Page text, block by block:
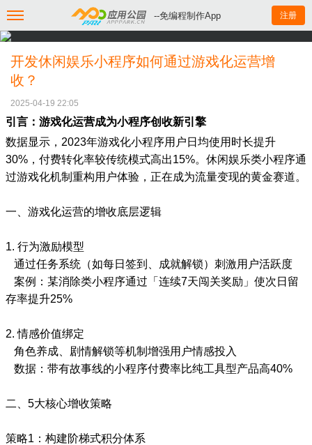
--免编程制作App 注册
开发休闲娱乐小程序如何通过游戏化运营增
收？
2025-04-19 22:05
引言：游戏化运营成为小程序创收新引擎
数据显示，2023年游戏化小程序用户日均使用时长提升
30%，付费转化率较传统模式高出15%。休闲娱乐类小程序通
过游戏化机制重构用户体验，正在成为流量变现的黄金赛道。
一、游戏化运营的增收底层逻辑
1. 行为激励模型
通过任务系统（如每日签到、成就解锁）刺激用户活跃度
案例：某消除类小程序通过「连续7天闯关奖励」使次日留
存率提升25%
2. 情感价值绑定
角色养成、剧情解锁等机制增强用户情感投入
数据：带有故事线的小程序付费率比纯工具型产品高40%
二、5大核心增收策略
策略1：构建阶梯式积分体系